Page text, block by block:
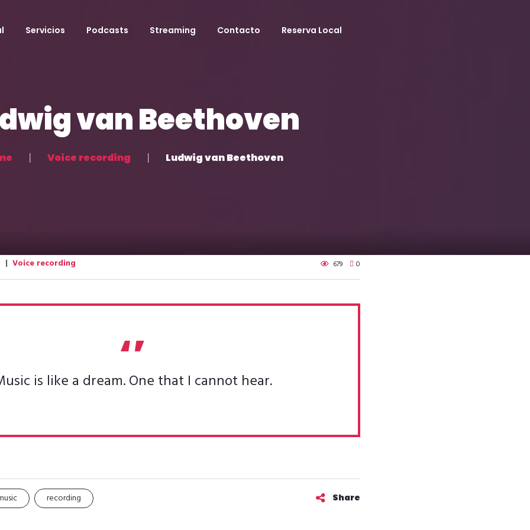
Servicios Podcasts Streaming Contacto Reserva Local
van Beethoven
Voice recording Ludwig van Beethoven
Voice recording 679 0
is like a dream. One that I cannot hear.
recording Share